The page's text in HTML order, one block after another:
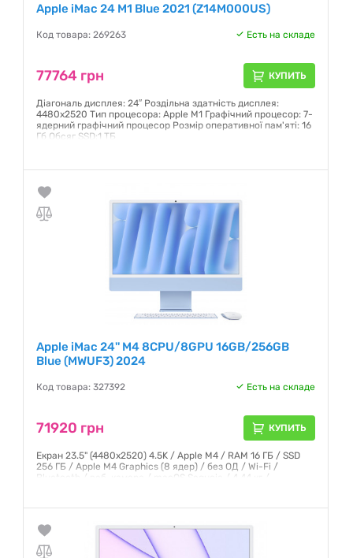
Apple iMac 24 M1 Blue 2021 (Z14M000US)
Код товара: 269263 Есть на складе
77764 грн КУПИТЬ
Діагональ дисплея: 24″ Роздільна здатність дисплея:
4480х2520 Тип процесора: Apple M1 Графічний процесор: 7-
ядерний графічний процесор Розмір оперативної пам'яті: 16
Гб Обсяг SSD:1 ТБ
Apple iMac 24'' M4 8CPU/8GPU 16GB/256GB
Blue (MWUF3) 2024
Код товара: 327392 Есть на складе
71920 грн КУПИТЬ
Екран 23.5" (4480x2520) 4.5K / Apple M4 / RAM 16 ГБ / SSD
256 ГБ / Apple M4 Graphics (8 ядер) / без ОД / Wi-Fi /
Bluetooth / веб-камера / macOS Sequoia / 4.44 кг /
Гарантия:12 месяцев